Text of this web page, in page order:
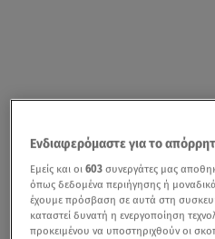
Ενδιαφερόμαστε για το
Εμείς και οι603 συνεργάτες μας
όπως δεδομένα περιήγησης ή μοναδικά
έχουμε πρόσβαση σε αυτά στη
καταστεί δυνατή η ενεργοποίηση
προκειμένου να υποστηριχθούν οι